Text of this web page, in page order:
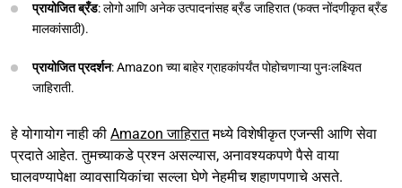
प्रायोजित ब्रँड: लोगो आणि अनेक उत्पादनांसह ब्रँड जाहिरात (फक्त नोंदणीकृत ब्रँड
मालकांसाठी).
प्रायोजित प्रदर्शन: Amazon च्या बाहेर ग्राहकांपर्यंत पोहोचणाऱ्या पुनःलक्ष्यित
जाहिराती.
हे योगायोग नाही की Amazon जाहिरातमध्ये विशेषीकृत एजन्सी आणि सेवा
प्रदाते आहेत. तुमच्याकडे प्रश्न असल्यास, अनावश्यकपणे पैसे वाया
घालवण्यापेक्षा व्यावसायिकांचा सल्ला घेणे नेहमीच शहाणपणाचे असते.